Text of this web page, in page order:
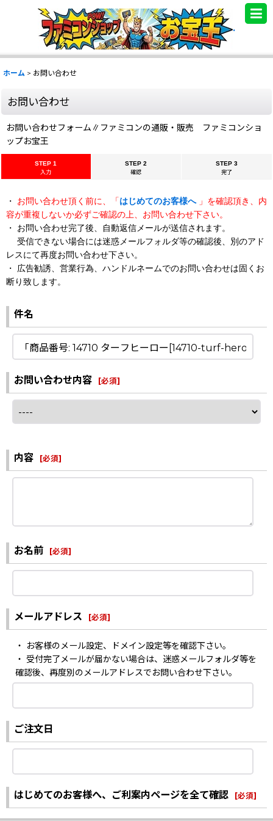
.
ホーム > お問い合わせ
お問い合わせ
お問い合わせフォーム∥ファミコンの通販・販売 ファミコンショ
ップお宝王
STEP 1
入力
STEP 2
確認
STEP 3
完了
・ お問い合わせ頂く前に、「はじめてのお客様へ 」を確認頂き、内
容が重複しないか必ずご確認の上、お問い合わせ下さい。
・ お問い合わせ完了後、自動返信メールが送信されます。
受信できない場合には迷惑メールフォルダ等の確認後、別のアド
レスにて再度お問い合わせ下さい。
・ 広告勧誘、営業行為、ハンドルネームでのお問い合わせは固くお
断り致します。
件名
お問い合わせ内容 [必須]
内容 [必須]
お名前 [必須]
メールアドレス [必須]
・ お客様のメール設定、ドメイン設定等を確認下さい。
・ 受付完了メールが届かない場合は、迷惑メールフォルダ等を
確認後、再度別のメールアドレスでお問い合わせ下さい。
ご注文日
はじめてのお客様へ、ご利案内ページを全て確認 [必須]